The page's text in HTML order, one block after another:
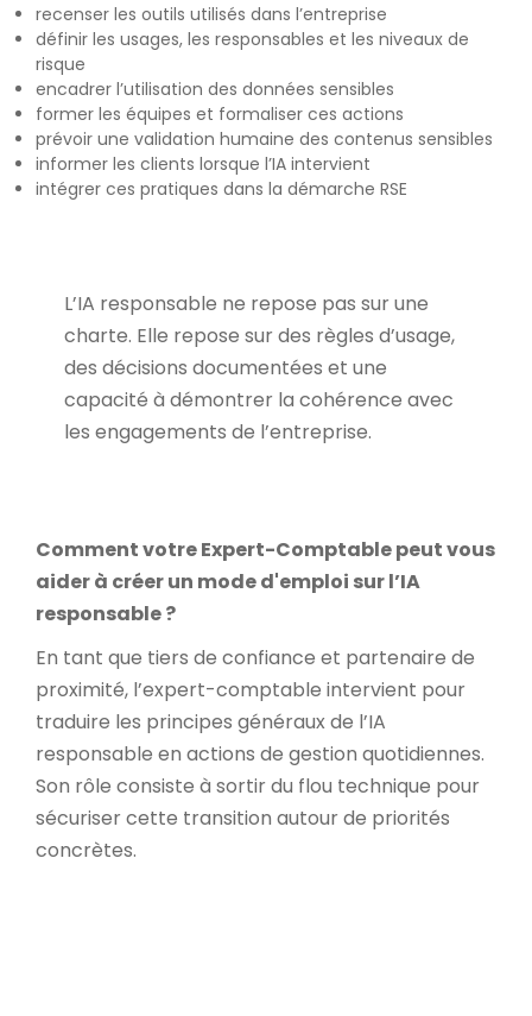
recenser les outils utilisés dans l’entreprise
définir les usages, les responsables et les niveaux de
risque
encadrer l’utilisation des données sensibles
former les équipes et formaliser ces actions
prévoir une validation humaine des contenus sensibles
informer les clients lorsque l’IA intervient
intégrer ces pratiques dans la démarche RSE
L’IA responsable ne repose pas sur une
charte. Elle repose sur des règles d’usage,
des décisions documentées et une
capacité à démontrer la cohérence avec
les engagements de l’entreprise.
Comment votre Expert-Comptable peut vous
aider à créer un mode d'emploi sur l’IA
responsable ?
En tant que tiers de confiance et partenaire de
proximité, l’expert-comptable intervient pour
traduire les principes généraux de l’IA
responsable en actions de gestion quotidiennes.
Son rôle consiste à sortir du flou technique pour
sécuriser cette transition autour de priorités
concrètes.